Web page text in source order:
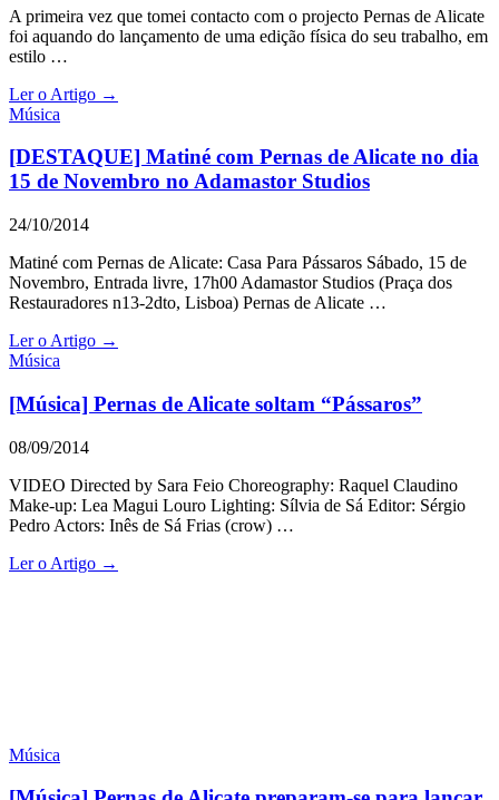
A primeira vez que tomei contacto com o projecto Pernas de Alicate
foi aquando do lançamento de uma edição física do seu trabalho, em
estilo …
Ler o Artigo →
Música
[DESTAQUE] Matiné com Pernas de Alicate no dia
15 de Novembro no Adamastor Studios
24/10/2014
Matiné com Pernas de Alicate: Casa Para Pássaros Sábado, 15 de
Novembro, Entrada livre, 17h00 Adamastor Studios (Praça dos
Restauradores n13-2dto, Lisboa) Pernas de Alicate …
Ler o Artigo →
Música
[Música] Pernas de Alicate soltam “Pássaros”
08/09/2014
VIDEO Directed by Sara Feio Choreography: Raquel Claudino
Make-up: Lea Magui Louro Lighting: Sílvia de Sá Editor: Sérgio
Pedro Actors: Inês de Sá Frias (crow) …
Ler o Artigo →
Música